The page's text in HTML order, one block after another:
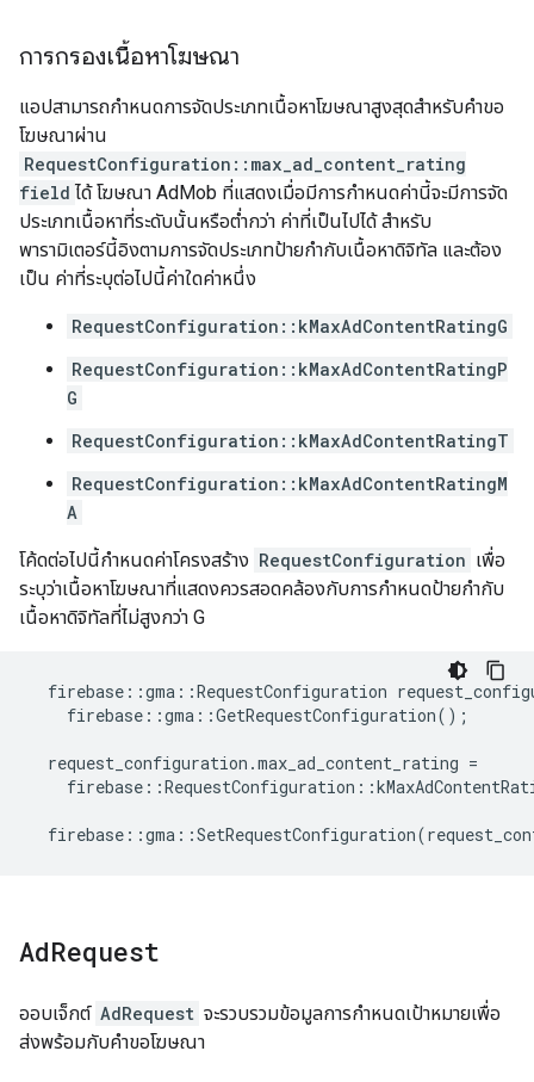
การกรองเนื้อหาโฆษณา
แอปสามารถกำหนดการจัดประเภทเนื้อหาโฆษณาสูงสุดสำหรับคำขอ
โฆษณาผ่าน
RequestConfiguration::max_ad_content_rating
field ได้ โฆษณา AdMob ที่แสดงเมื่อมีการกำหนดค่านี้จะมีการจัด
ประเภทเนื้อหาที่ระดับนั้นหรือต่ำกว่า ค่าที่เป็นไปได้ สำหรับ
พารามิเตอร์นี้อิงตามการจัดประเภทป้ายกำกับเนื้อหาดิจิทัล และต้อง
เป็น ค่าที่ระบุต่อไปนี้ค่าใดค่าหนึ่ง
RequestConfiguration::kMaxAdContentRatingG
RequestConfiguration::kMaxAdContentRatingP
G
RequestConfiguration::kMaxAdContentRatingT
RequestConfiguration::kMaxAdContentRatingM
A
โค้ดต่อไปนี้กำหนดค่าโครงสร้าง RequestConfiguration เพื่อ
ระบุว่าเนื้อหาโฆษณาที่แสดงควรสอดคล้องกับการกำหนดป้ายกำกับ
เนื้อหาดิจิทัลที่ไม่สูงกว่า G
firebase ::gma ::RequestConfiguration
firebase ::gma ::GetRequestConfiguration();
request_configuration .max_ad_content_rating =
firebase ::RequestConfiguration ::
firebase ::gma ::SetRequestConfiguration(
AdRequest
ออบเจ็กต์ AdRequest จะรวบรวมข้อมูลการกำหนดเป้าหมายเพื่อ
ส่งพร้อมกับคำขอโฆษณา